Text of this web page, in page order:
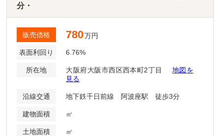
分・
販売価格 780万円
表面利回り 6.76%
所在地 大阪府大阪市西区西本町2丁目
地図を
見る
沿線交通 地下鉄千日前線 阿波座駅 徒歩3分
建物面積 ㎡
土地面積 ㎡